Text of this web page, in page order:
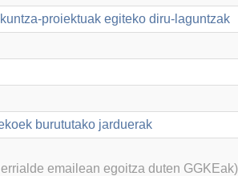
proiektuak egiteko diru-laguntzak
burututako jarduerak
emailean egoitza duten GGKEak)